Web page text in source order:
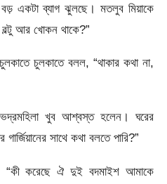
একটা ব্যাগ ঝুলছে। মতলুব মিয়াকে
বল্টু আর খোকন থাকে?”
চুলকাতে বলল, “থাকার কথা না,
খুব আশ্বস্ত হলেন। ঘরের
সাথে কথা বলতে পারি?”
“কী করেছে ঐ দুই বদমাইশ আমাকে